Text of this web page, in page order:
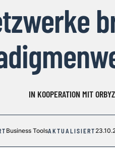
IN KOOPERATION MIT
Business ToolsAKTUALISIERT